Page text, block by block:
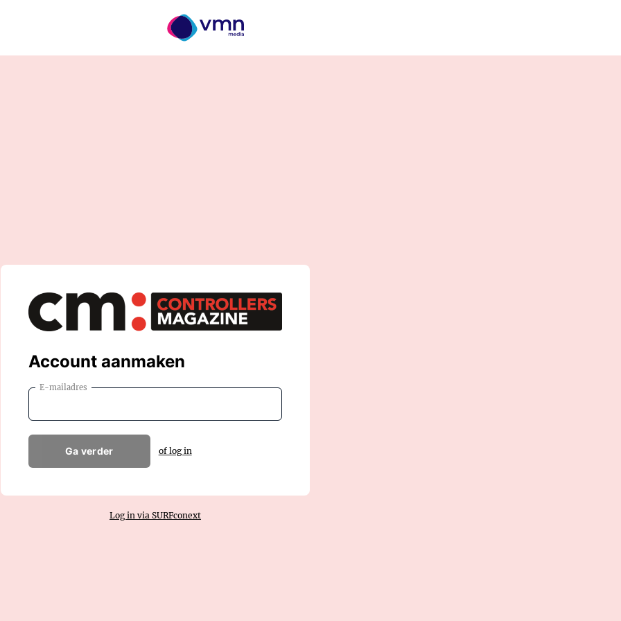
Account aanmaken
E-mailadres
Ga verder of log in
Log in via SURFconext